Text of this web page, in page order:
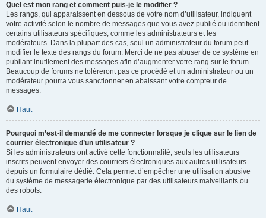
Quel est mon rang et comment puis-je le modifier ?
Les rangs, qui apparaissent en dessous de votre nom d’utilisateur, indiquent
votre activité selon le nombre de messages que vous avez publié ou identifient
certains utilisateurs spécifiques, comme les administrateurs et les
modérateurs. Dans la plupart des cas, seul un administrateur du forum peut
modifier le texte des rangs du forum. Merci de ne pas abuser de ce système en
publiant inutilement des messages afin d’augmenter votre rang sur le forum.
Beaucoup de forums ne toléreront pas ce procédé et un administrateur ou un
modérateur pourra vous sanctionner en abaissant votre compteur de
messages.
Haut
Pourquoi m’est-il demandé de me connecter lorsque je clique sur le lien de
courrier électronique d’un utilisateur ?
Si les administrateurs ont activé cette fonctionnalité, seuls les utilisateurs
inscrits peuvent envoyer des courriers électroniques aux autres utilisateurs
depuis un formulaire dédié. Cela permet d’empêcher une utilisation abusive
du système de messagerie électronique par des utilisateurs malveillants ou
des robots.
Haut